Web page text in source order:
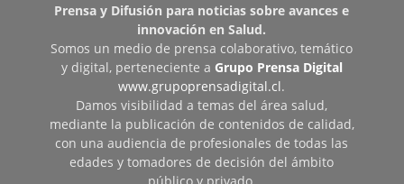
Prensa y Difusión para noticias sobre avances e
innovación en Salud.
Somos un medio de prensa colaborativo, temático
y digital, perteneciente a Grupo Prensa Digital
www.grupoprensadigital.cl.
Damos visibilidad a temas del área salud,
mediante la publicación de contenidos de calidad,
con una audiencia de profesionales de todas las
edades y tomadores de decisión del ámbito
público y privado.